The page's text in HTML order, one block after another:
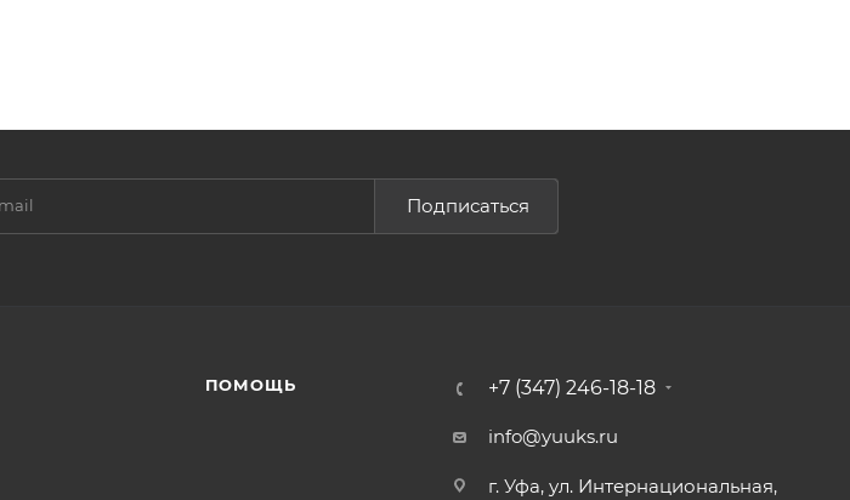
Подписаться
ПОМОЩЬ +7 (347) 246-18-18
info@yuuks.ru
г. Уфа, ул. Интернациональная,